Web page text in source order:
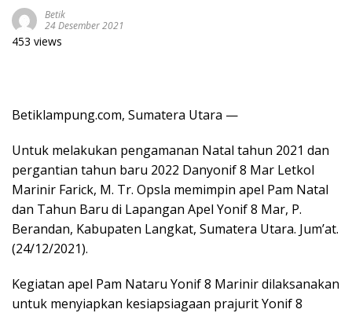
Betik
24 Desember 2021
453 views
Betiklampung.com, Sumatera Utara —
Untuk melakukan pengamanan Natal tahun 2021 dan
pergantian tahun baru 2022 Danyonif 8 Mar Letkol
Marinir Farick, M. Tr. Opsla memimpin apel Pam Natal
dan Tahun Baru di Lapangan Apel Yonif 8 Mar, P.
Berandan, Kabupaten Langkat, Sumatera Utara. Jum’at.
(24/12/2021).
Kegiatan apel Pam Nataru Yonif 8 Marinir dilaksanakan
untuk menyiapkan kesiapsiagaan prajurit Yonif 8